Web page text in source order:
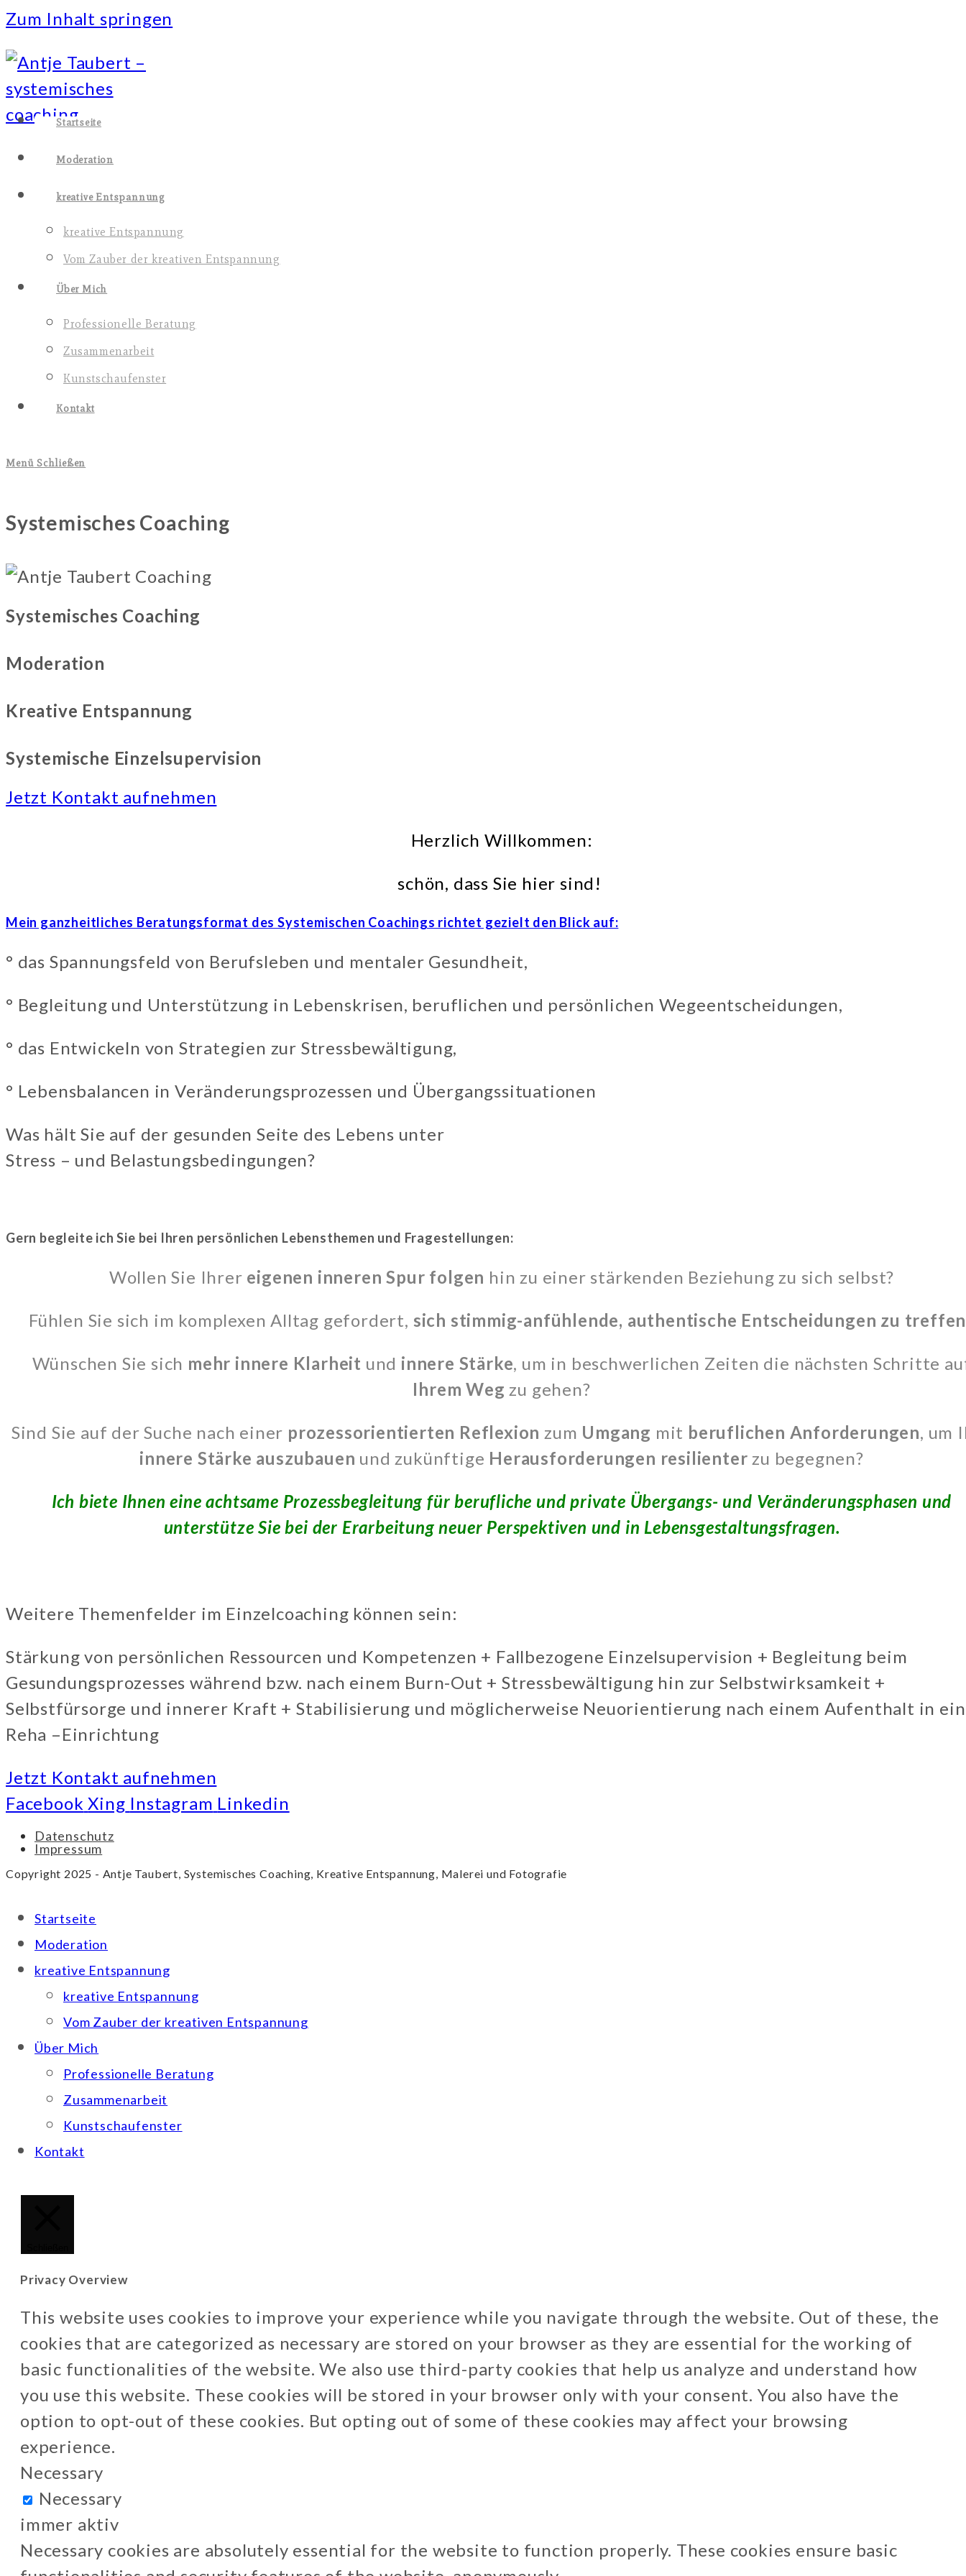
Zum Inhalt springen
Startseite
Moderation
kreative Entspannung
kreative Entspannung
Vom Zauber der kreativen Entspannung
Über Mich
Professionelle Beratung
Zusammenarbeit
Kunstschaufenster
Kontakt
Menü Schließen
Systemisches Coaching
Systemisches Coaching
Moderation
Kreative Entspannung
Systemische Einzelsupervision
Jetzt Kontakt aufnehmen
Herzlich Willkommen:
schön, dass Sie hier sind!
Mein ganzheitliches Beratungsformat des Systemischen Coachings richtet gezielt den Blick auf:
° das Spannungsfeld von Berufsleben und mentaler Gesundheit,
° Begleitung und Unterstützung in Lebenskrisen, beruflichen und persönlichen Wegeentscheidungen,
° das Entwickeln von Strategien zur Stressbewältigung,
° Lebensbalancen in Veränderungsprozessen und Übergangssituationen
Was hält Sie auf der gesunden Seite des Lebens unter
Stress – und Belastungsbedingungen?
Gern begleite ich Sie bei Ihren persönlichen Lebensthemen und Fragestellungen:
Wollen Sie Ihrer eigenen inneren Spur folgen hin zu einer stärkenden Beziehung zu sich selbst?
Fühlen Sie sich im komplexen Alltag gefordert, sich stimmig-anfühlende, authentische Entscheidungen zu
Wünschen Sie sich mehr innere Klarheit und innere Stärke, um in beschwerlichen Zeiten die nächsten Schritte
Ihrem Weg zu gehen?
Sind Sie auf der Suche nach einer prozessorientierten Reflexion zum Umgang mit beruflichen Anforderungen, um
innere Stärke auszubauen und zukünftige Herausforderungen resilienter zu begegnen?
Ich biete Ihnen eine achtsame Prozessbegleitung für berufliche und private Übergangs- und Veränderungsphasen und
unterstütze Sie bei der Erarbeitung neuer Perspektiven und in Lebensgestaltungsfragen.
Weitere Themenfelder im Einzelcoaching können sein:
Stärkung von persönlichen Ressourcen und Kompetenzen + Fallbezogene Einzelsupervision + Begleitung beim
Gesundungsprozesses während bzw. nach einem Burn-Out + Stressbewältigung hin zur Selbstwirksamkeit +
Selbstfürsorge und innerer Kraft + Stabilisierung und möglicherweise Neuorientierung nach einem Aufenthalt in
Reha –Einrichtung
Jetzt Kontakt aufnehmen
Facebook Xing Instagram Linkedin
Datenschutz
Impressum
Copyright 2025 - Antje Taubert, Systemisches Coaching, Kreative Entspannung, Malerei und Fotografie
Startseite
Moderation
kreative Entspannung
kreative Entspannung
Vom Zauber der kreativen Entspannung
Über Mich
Professionelle Beratung
Zusammenarbeit
Kunstschaufenster
Kontakt
Privacy Overview
This website uses cookies to improve your experience while you navigate through the website. Out of these, the
cookies that are categorized as necessary are stored on your browser as they are essential for the working of
basic functionalities of the website. We also use third-party cookies that help us analyze and understand how
you use this website. These cookies will be stored in your browser only with your consent. You also have the
option to opt-out of these cookies. But opting out of some of these cookies may affect your browsing
experience.
Necessary
Necessary
immer aktiv
Necessary cookies are absolutely essential for the website to function properly. These cookies ensure basic